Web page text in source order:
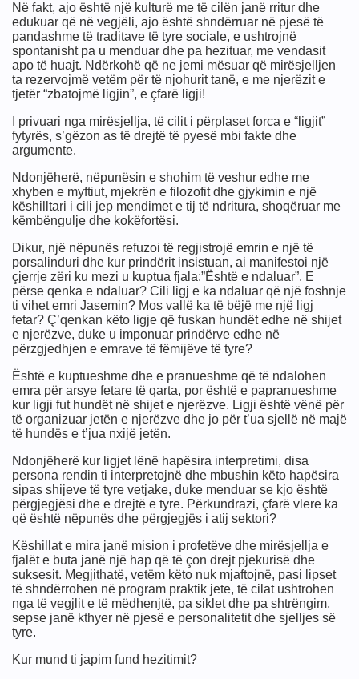
Në fakt, ajo është një kulturë me të cilën janë rritur dhe
edukuar që në vegjëli, ajo është shndërruar në pjesë të
pandashme të traditave të tyre sociale, e ushtrojnë
spontanisht pa u menduar dhe pa hezituar, me vendasit
apo të huajt. Ndërkohë që ne jemi mësuar që mirësjelljen
ta rezervojmë vetëm për të njohurit tanë, e me njerëzit e
tjetër “zbatojmë ligjin”, e çfarë ligji!
I privuari nga mirësjellja, të cilit i përplaset forca e “ligjit”
fytyrës, s’gëzon as të drejtë të pyesë mbi fakte dhe
argumente.
Ndonjëherë, nëpunësin e shohim të veshur edhe me
xhyben e myftiut, mjekrën e filozofit dhe gjykimin e një
këshilltari i cili jep mendimet e tij të ndritura, shoqëruar me
këmbëngulje dhe kokëfortësi.
Dikur, një nëpunës refuzoi të regjistrojë emrin e një të
porsalinduri dhe kur prindërit insistuan, ai manifestoi një
çjerrje zëri ku mezi u kuptua fjala:”Është e ndaluar”. E
përse qenka e ndaluar? Cili ligj e ka ndaluar që një foshnje
ti vihet emri Jasemin? Mos vallë ka të bëjë me një ligj
fetar? Ç’qenkan këto ligje që fuskan hundët edhe në shijet
e njerëzve, duke u imponuar prindërve edhe në
përzgjedhjen e emrave të fëmijëve të tyre?
Është e kuptueshme dhe e pranueshme që të ndalohen
emra për arsye fetare të qarta, por është e papranueshme
kur ligji fut hundët në shijet e njerëzve. Ligji është vënë për
të organizuar jetën e njerëzve dhe jo për t’ua sjellë në majë
të hundës e t’jua nxijë jetën.
Ndonjëherë kur ligjet lënë hapësira interpretimi, disa
persona rendin ti interpretojnë dhe mbushin këto hapësira
sipas shijeve të tyre vetjake, duke menduar se kjo është
përgjegjësi dhe e drejtë e tyre. Përkundrazi, çfarë vlere ka
që është nëpunës dhe përgjegjës i atij sektori?
Këshillat e mira janë mision i profetëve dhe mirësjellja e
fjalët e buta janë një hap që të çon drejt pjekurisë dhe
suksesit. Megjithatë, vetëm këto nuk mjaftojnë, pasi lipset
të shndërrohen në program praktik jete, të cilat ushtrohen
nga të vegjlit e të mëdhenjtë, pa siklet dhe pa shtrëngim,
sepse janë kthyer në pjesë e personalitetit dhe sjelljes së
tyre.
Kur mund ti japim fund hezitimit?
LUFTËN, LIRINË
Ajnshtajn